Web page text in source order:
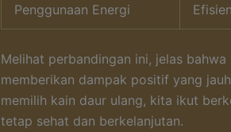
Penggunaan Energi Efisien
Melihat perbandingan ini, jelas
memberikan dampak positif yang
memilih kain daur ulang, kita ikut
tetap sehat dan berkelanjutan.